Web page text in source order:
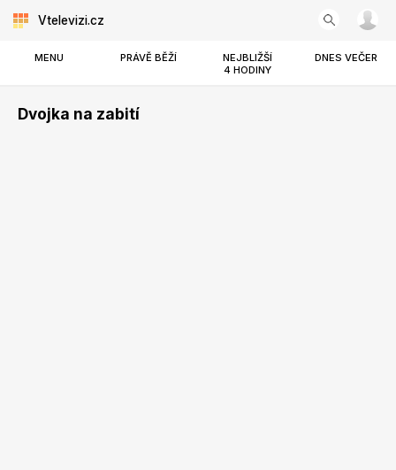
Vtelevizi.cz
MENU PRÁVĚ BĚŽÍ
NEJBLIŽŠÍ
4 HODINY
DNES VEČER
Dvojka na zabití